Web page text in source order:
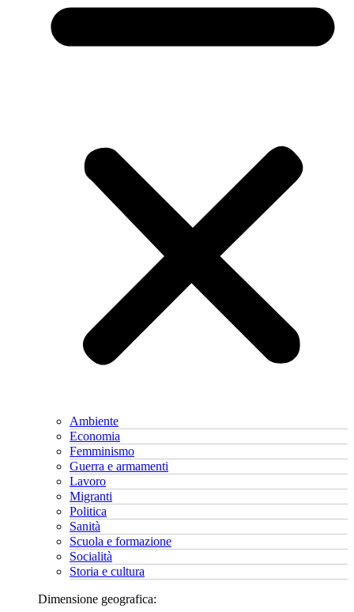
Ambiente
Economia
Femminismo
Guerra e armamenti
Lavoro
Migranti
Politica
Sanità
Scuola e formazione
Socialità
Storia e cultura
Dimensione geografica: